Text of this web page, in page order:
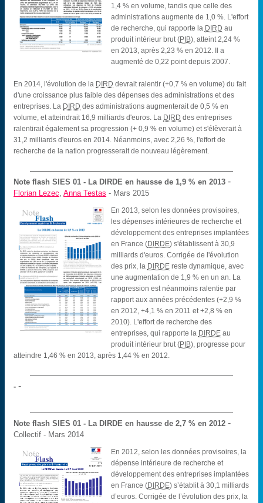
1,4 % en volume, tandis que celle des
administrations augmente de 1,0 %. L'effort
de recherche, qui rapporte la DIRD au
produit intérieur brut (PIB), atteint 2,24 %
en 2013, après 2,23 % en 2012. Il a
augmenté de 0,22 point depuis 2007.
En 2014, l'évolution de la DIRD devrait ralentir (+0,7 % en volume) du fait
d'une croissance plus faible des dépenses des administrations et des
entreprises. La DIRD des administrations augmenterait de 0,5 % en
volume, et atteindrait 16,9 milliards d'euros. La DIRD des entreprises
ralentirait également sa progression (+ 0,9 % en volume) et s'élèverait à
31,2 milliards d'euros en 2014. Néanmoins, avec 2,26 %, l'effort de
recherche de la nation progresserait de nouveau légèrement.
Note flash SIES 01 - La DIRDE en hausse de 1,9 % en 2013 -
Florian Lezec,Anna Testas - Mars 2015
En 2013, selon les données provisoires,
les dépenses intérieures de recherche et
développement des entreprises implantées
en France (DIRDE) s'établissent à 30,9
milliards d'euros. Corrigée de l'évolution
des prix, la DIRDEreste dynamique, avec
une augmentation de 1,9 % en un an. La
progression est néanmoins ralentie par
rapport aux années précédentes (+2,9 %
en 2012, +4,1 % en 2011 et +2,8 % en
2010). L'effort de recherche des
entreprises, qui rapporte la DIRDEau
produit intérieur brut (PIB), progresse pour
atteindre 1,46 % en 2013, après 1,44 % en 2012.
--
Note flash SIES 01 - La DIRDE en hausse de 2,7 % en 2012 -
Collectif - Mars 2014
En 2012, selon les données provisoires, la
dépense intérieure de recherche et
développement des entreprises implantées
en France (DIRDE) s’établit à 30,1 milliards
d’euros. Corrigée de l’évolution des prix, la